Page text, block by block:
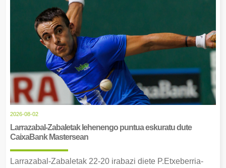
2026-08-02
Larrazabal-Zabaletak lehenengo puntua eskuratu dute
CaixaBank Mastersean
Larrazabal-Zabaletak 22-20 irabazi diete P.Etxeberria-